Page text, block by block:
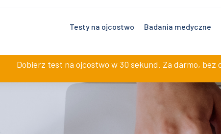
Testy na ojcostwo Badania medyczne
Dobierz test na ojcostwo w 30 sekund. Za darmo, bez